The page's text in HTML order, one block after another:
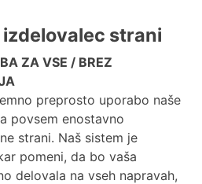
strani
ZA VSE / BREZ
preprosto uporabo naše
povsem enostavno
strani. Naš sistem je
pomeni, da bo vaša
delovala na vseh napravah,